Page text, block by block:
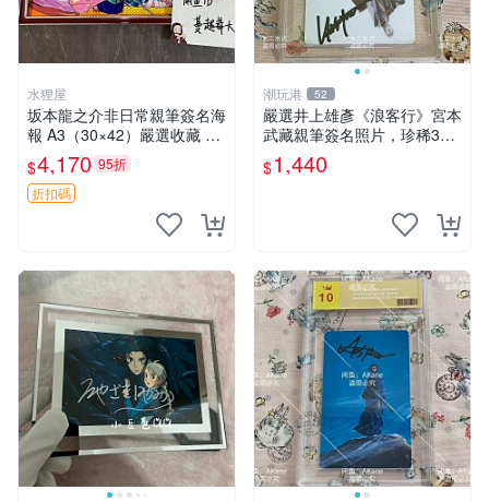
水狸屋
坂本龍之介非日常親筆簽名海
報 A3（30×42）嚴選收藏 真
實面簽國外珍藏 親筆簽名版
非日常收藏海報 坂本龍之介
A3 規格 30x42
$4,170 95折
折扣碼
潮玩港 52
嚴選井上雄彥《浪客行》宮本
武藏親筆簽名照片，珍稀3英
寸國外直帶原圖實物 浪客行
紙質 簽名 宮本武藏
$1,440